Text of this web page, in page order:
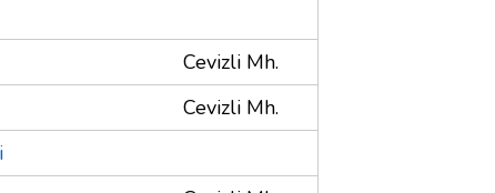
Cevizli Mh.
Cevizli Mh.